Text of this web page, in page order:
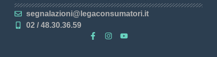
segnalazioni@legaconsumatori.it
02 / 48.30.36.59